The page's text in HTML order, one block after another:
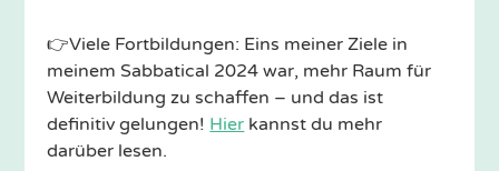
👉Viele Fortbildungen: Eins meiner Ziele in
meinem Sabbatical 2024 war, mehr Raum für
Weiterbildung zu schaffen – und das ist
definitiv gelungen! Hier kannst du mehr
darüber lesen.